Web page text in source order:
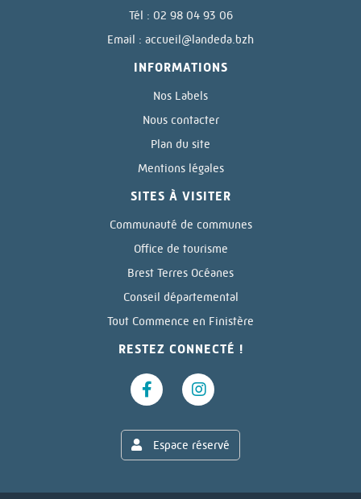
Tél : 02 98 04 93 06
Email : accueil@landeda.bzh
INFORMATIONS
Nos Labels
Nous contacter
Plan du site
Mentions légales
SITES À VISITER
Communauté de communes
Office de tourisme
Brest Terres Océanes
Conseil départemental
Tout Commence en Finistère
RESTEZ CONNECTÉ !
Espace réservé